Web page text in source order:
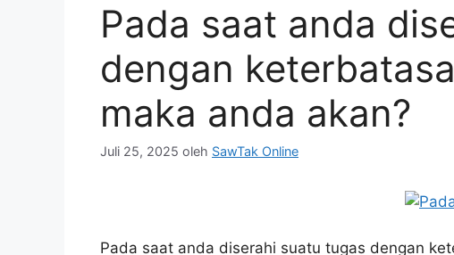
Pada saat anda
dengan
maka anda akan?
Juli 25, 2025 oleh SawTak Online
Pada saat anda diserahi suatu tugas dengan